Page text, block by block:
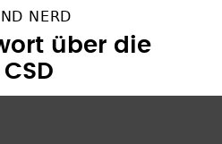
NERD
über die